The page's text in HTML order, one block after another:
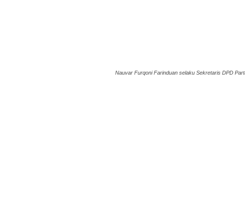
Nauvar Furqoni Farinduan selaku Sekretaris DPD